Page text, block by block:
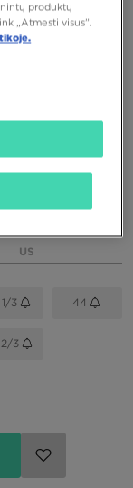
US
3 44
3
produktų
„Atmesti visus”.